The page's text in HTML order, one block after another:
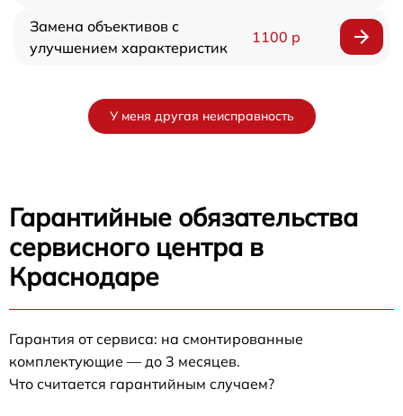
Замена объективов с
улучшением характеристик
1100 р
У меня другая неисправность
Гарантийные обязательства
сервисного центра в
Краснодаре
Гарантия от сервиса: на смонтированные
комплектующие — до 3 месяцев.
Что считается гарантийным случаем?